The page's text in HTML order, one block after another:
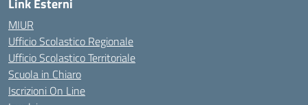
Link Esterni
MIUR
Ufficio Scolastico Regionale
Ufficio Scolastico Territoriale
Scuola in Chiaro
Iscrizioni On Line